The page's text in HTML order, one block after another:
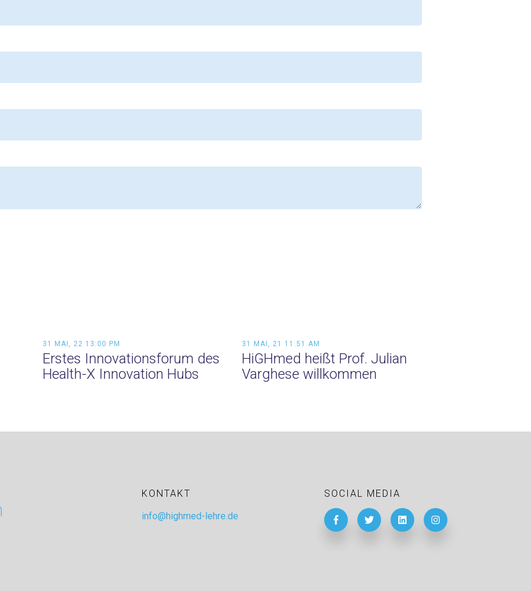
31 MAI, 22 13:00 PM
Erstes Innovationsforum des
Health-X Innovation Hubs
31 MAI, 21 11:51 AM
HiGHmed heißt Prof. Julian
Varghese willkommen
KONTAKT
info@highmed-lehre.de
SOCIAL MEDIA